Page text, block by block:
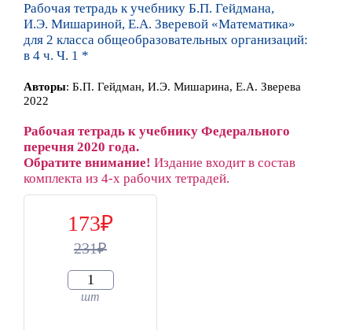
Рабочая тетрадь к учебнику Б.П. Гейдмана,
И.Э. Мишариной, Е.А. Зверевой «Математика»
для 2 класса общеобразовательных организаций:
в 4 ч. Ч. 1 *
Авторы: Б.П. Гейдман, И.Э. Мишарина, Е.А. Зверева
2022
Рабочая тетрадь к учебнику Федерального
перечня 2020 года.
Обратите внимание! Издание входит в состав
комплекта из 4-х рабочих тетрадей.
173
231
шт